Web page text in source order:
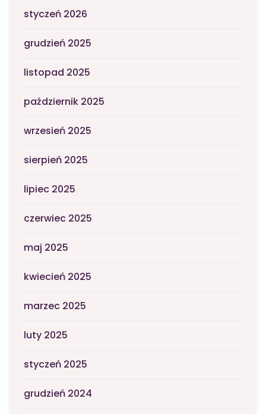
styczeń 2026
grudzień 2025
listopad 2025
październik 2025
wrzesień 2025
sierpień 2025
lipiec 2025
czerwiec 2025
maj 2025
kwiecień 2025
marzec 2025
luty 2025
styczeń 2025
grudzień 2024